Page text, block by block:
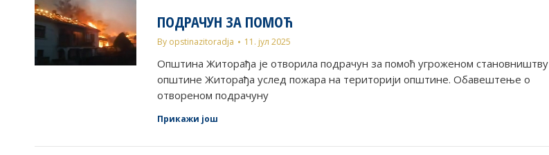
ПОДРАЧУН ЗА ПОМОЋ
By opstinazitoradja 11. јул 2025
Општина Житорађа је отворила подрачун за помоћ угроженом становништву
општине Житорађа услед пожара на територији општине. Обавештење о
отвореном подрачуну
Прикажи још